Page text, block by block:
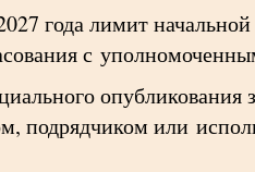
года лимит
с
опубликования
подрядчиком или